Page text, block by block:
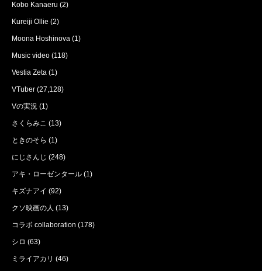
Kobo Kanaeru (2)
Kureiji Ollie (2)
Moona Hoshinova (1)
Music video (118)
Vestia Zeta (1)
VTuber (27,128)
Vの実況 (1)
さくらみこ (13)
ときのそら (1)
にじさんじ (248)
アキ・ローゼンタール (1)
キズナアイ (92)
クソ映画の人 (13)
コラボ collaboration (178)
シロ (63)
ミライアカリ (46)